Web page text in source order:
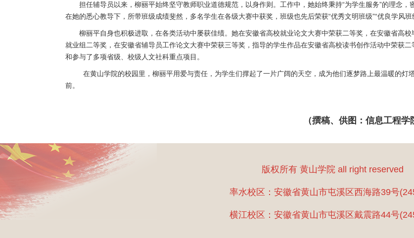
担任辅导员以来，柳丽平始终坚守教师职业道德规范，以身作则。工作中，她始终秉持“为学生服务”的理念，
在她的悉心教导下，所带班级成绩斐然，多名学生在各级大赛中获奖，班级也先后荣获“优秀文明班级”“优良学风班
柳丽平自身也积极进取，在各类活动中屡获佳绩。她在安徽省高校就业论文大赛中荣获二等奖，在安徽省高
就业组二等奖，在安徽省辅导员工作论文大赛中荣获三等奖，指导的学生作品在安徽省高校读书创作活动中荣获
和参与了多项省级、校级人文社科重点项目。
在黄山学院的校园里，柳丽平用爱与责任，为学生们撑起了一片广阔的天空，成为他们逐梦路上最温暖的
前。
（撰稿、供图：信息工程
版权所有 黄山学院 all right reserved
率水校区：安徽省黄山市屯溪区西海路39号
横江校区：安徽省黄山市屯溪区戴震路44号